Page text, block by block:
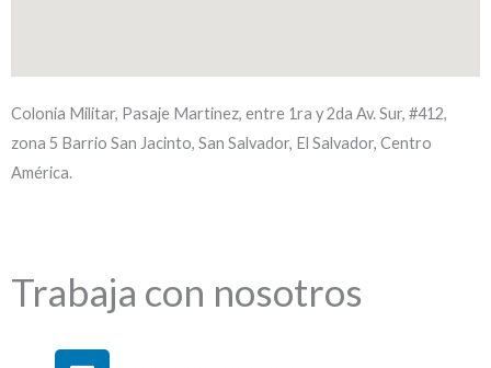
Colonia Militar, Pasaje Martinez, entre 1ra y 2da Av. Sur, #412,
zona 5 Barrio San Jacinto, San Salvador, El Salvador, Centro
América.
Trabaja con nosotros